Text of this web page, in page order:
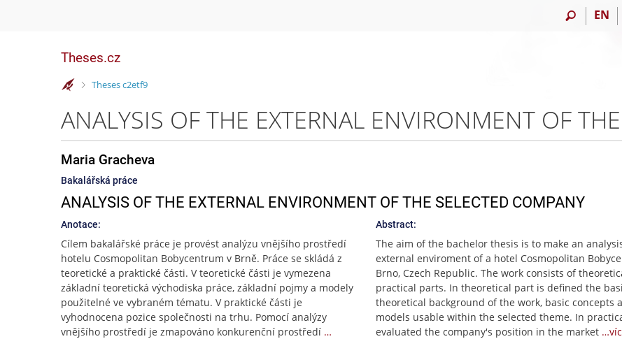
EN
Theses.cz
>
Theses c2etf9
Maria Gracheva
Bakalářská práce
ANALYSIS OF THE EXTERNAL ENVIRONMENT OF THE SELECTED COMPANY
Anotace:
Cílem bakalářské práce je provést analýzu vnějšího prostředí
hotelu Cosmopolitan Bobycentrum v Brně. Práce se skládá z
teoretické a praktické části. V teoretické části je vymezena
základní teoretická východiska práce, základní pojmy a modely
použitelné ve vybraném tématu. V praktické části je
vyhodnocena pozice společnosti na trhu. Pomocí analýzy
vnějšího prostředí je zmapováno konkurenční prostředí …
Abstract:
The aim of the bachelor thesis is to make an
external enviroment of a hotel Cosmopolitan
Brno, Czech Republic. The work consists of
practical parts. In theoretical part is defined the
theoretical background of the work, basic concepts
models usable within the selected theme. In
evaluated the company's position in the market